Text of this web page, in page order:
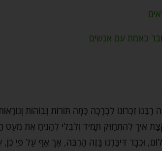
באמת עם אנשים
זִכְרוֹנוֹ לִבְרָכָה כַּמָּה תּוֹרוֹת גְּבוֹהוֹת
אֵיךְ לְהִתְחַזֵּק תָּמִיד וְלִבְלִי לְהַנִּיחַ אֶת
וּכְבָר דִּיבַּרְנוּ בָּזֶה הַרְבֵּה, אַךְ אַף עַל פִּי כֵן,